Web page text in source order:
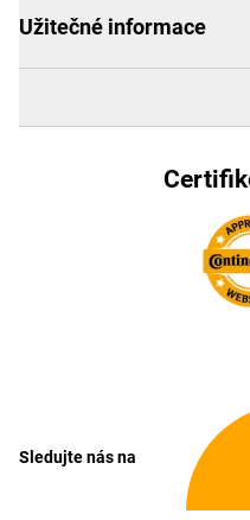
Užitečné informace
Sledujte nás na